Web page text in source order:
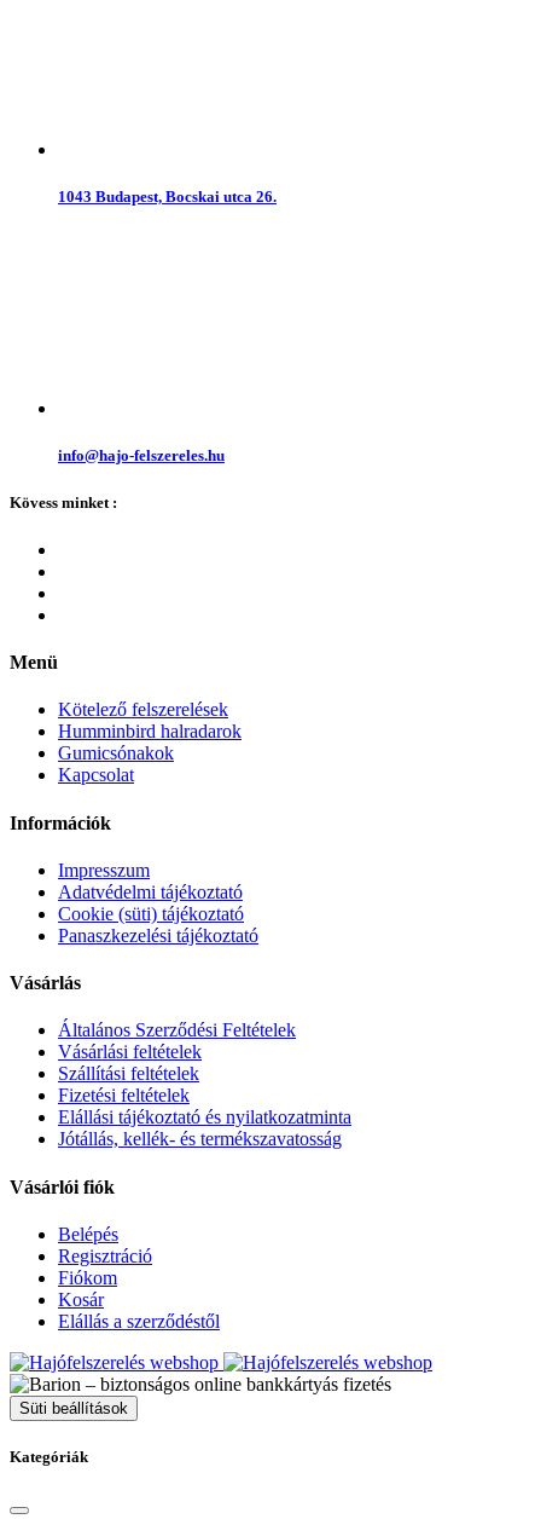
1043 Budapest, Bocskai utca 26.
info@hajo-felszereles.hu
Kövess minket :
Menü
Kötelező felszerelések
Humminbird halradarok
Gumicsónakok
Kapcsolat
Információk
Impresszum
Adatvédelmi tájékoztató
Cookie (süti) tájékoztató
Panaszkezelési tájékoztató
Vásárlás
Általános Szerződési Feltételek
Vásárlási feltételek
Szállítási feltételek
Fizetési feltételek
Elállási tájékoztató és nyilatkozatminta
Jótállás, kellék- és termékszavatosság
Vásárlói fiók
Belépés
Regisztráció
Fiókom
Kosár
Elállás a szerződéstől
Süti beállítások
Kategóriák